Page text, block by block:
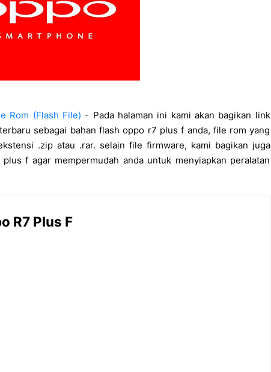
Rom (Flash File) - Pada halaman ini kami akan bagikan link
sebagai bahan flash oppo r7 plus f anda, file rom yang
.zip atau .rar. selain file firmware, kami bagikan juga
f agar mempermudah anda untuk menyiapkan peralatan
R7 Plus F